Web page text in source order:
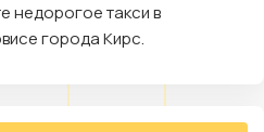
недорогое такси в
города Кирс.